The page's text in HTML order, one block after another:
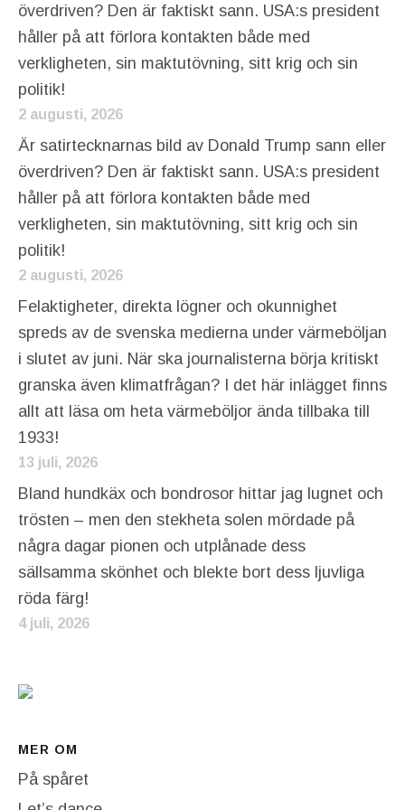
överdriven? Den är faktiskt sann. USA:s president
håller på att förlora kontakten både med
verkligheten, sin maktutövning, sitt krig och sin
politik!
2 augusti, 2026
Är satirtecknarnas bild av Donald Trump sann eller
överdriven? Den är faktiskt sann. USA:s president
håller på att förlora kontakten både med
verkligheten, sin maktutövning, sitt krig och sin
politik!
2 augusti, 2026
Felaktigheter, direkta lögner och okunnighet
spreds av de svenska medierna under värmeböljan
i slutet av juni. När ska journalisterna börja kritiskt
granska även klimatfrågan? I det här inlägget finns
allt att läsa om heta värmeböljor ända tillbaka till
1933!
13 juli, 2026
Bland hundkäx och bondrosor hittar jag lugnet och
trösten – men den stekheta solen mördade på
några dagar pionen och utplånade dess
sällsamma skönhet och blekte bort dess ljuvliga
röda färg!
4 juli, 2026
MER OM
På spåret